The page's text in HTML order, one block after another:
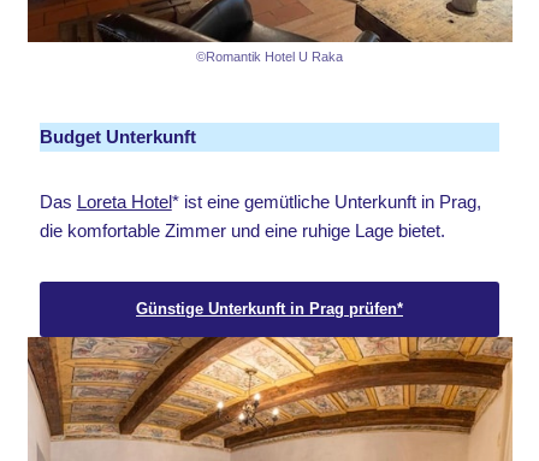
©Romantik Hotel U Raka
Budget Unterkunft
Das Loreta Hotel* ist eine gemütliche Unterkunft in Prag,
die komfortable Zimmer und eine ruhige Lage bietet.
Günstige Unterkunft in Prag prüfen*